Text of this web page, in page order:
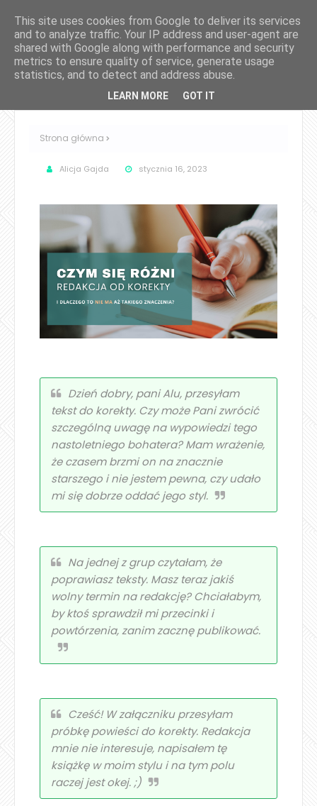
Strona główna
Alicja Gajda stycznia 16, 2023
Dzień dobry, pani Alu, przesyłam
tekst do korekty. Czy może Pani zwrócić
szczególną uwagę na wypowiedzi tego
nastoletniego bohatera? Mam wrażenie,
że czasem brzmi on na znacznie
starszego i nie jestem pewna, czy udało
mi się dobrze oddać jego styl.
Na jednej z grup czytałam, że
poprawiasz teksty. Masz teraz jakiś
wolny termin na redakcję? Chciałabym,
by ktoś sprawdził mi przecinki i
powtórzenia, zanim zacznę publikować.
Cześć! W załączniku przesyłam
próbkę powieści do korekty. Redakcja
mnie nie interesuje, napisałem tę
książkę w moim stylu i na tym polu
raczej jest okej. ;)
This site uses cookies from Google to deliver its services
and to analyze traffic. Your IP address and user-agent are
shared with Google along with performance and security
metrics to ensure quality of service, generate usage
statistics, and to detect and address abuse.
LEARN MORE GOT IT